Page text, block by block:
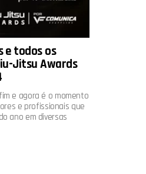
e todos os
Jitsu Awards
e agora é o momento
e profissionais que
ano em diversas